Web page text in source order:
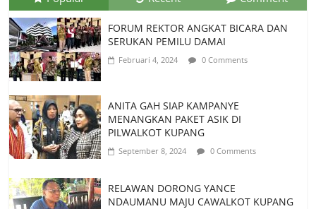
FORUM REKTOR ANGKAT BICARA DAN
SERUKAN PEMILU DAMAI
Februari 4, 2024 0 Comments
ANITA GAH SIAP KAMPANYE
MENANGKAN PAKET ASIK DI
PILWALKOT KUPANG
September 8, 2024 0 Comments
RELAWAN DORONG YANCE
NDAUMANU MAJU CAWALKOT KUPANG